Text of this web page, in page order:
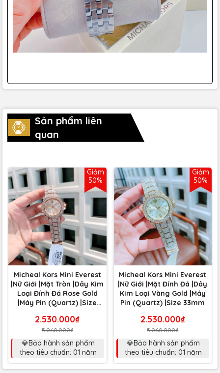
Sản phẩm liên
quan
Giảm
50%
Micheal Kors Mini Everest
|Nữ Giới |Mặt Tròn |Dây Kim
Loại Đính Đá Rose Gold
|Máy Pin (Quartz) |Size
2.530.000₫
5.060.000₫
💎Bảo hành sản phẩm
theo tiêu chuẩn: 01 năm
Giảm
50%
Micheal Kors Mini Everest
|Nữ Giới |Mặt Đính Đá |Dây
Kim Loại Vàng Gold |Máy
Pin (Quartz) |Size 33mm
2.530.000₫
5.060.000₫
💎Bảo hành sản phẩm
theo tiêu chuẩn: 01 năm